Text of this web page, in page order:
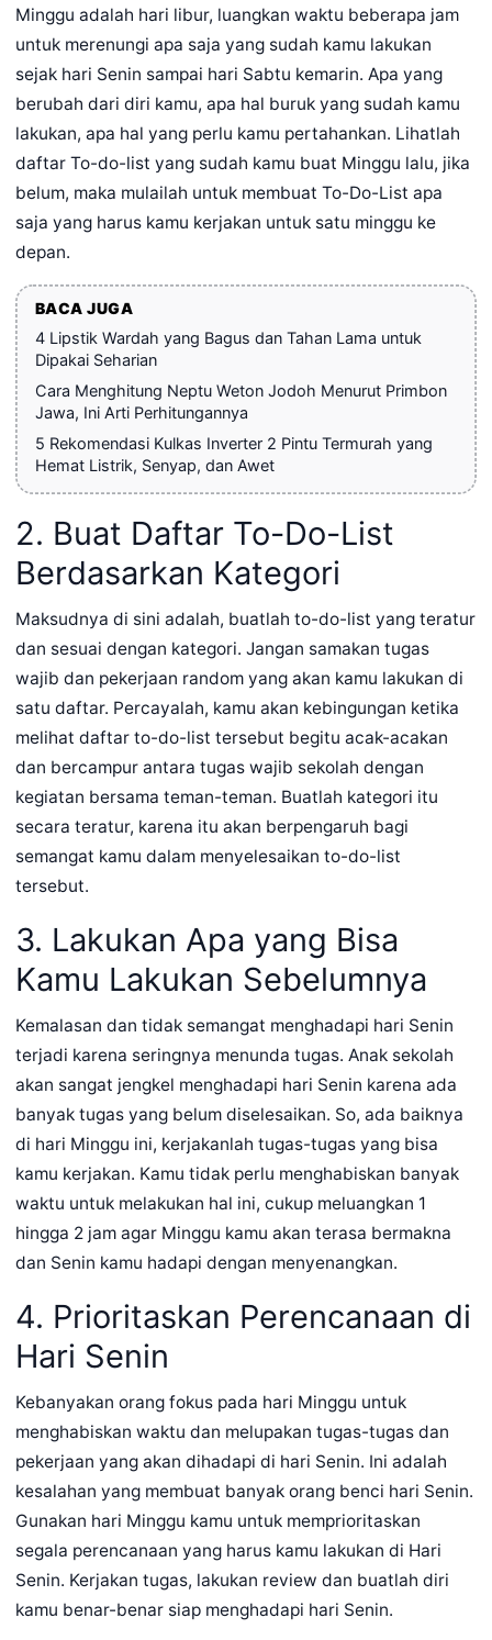
Minggu adalah hari libur, luangkan waktu beberapa jam
untuk merenungi apa saja yang sudah kamu lakukan
sejak hari Senin sampai hari Sabtu kemarin. Apa yang
berubah dari diri kamu, apa hal buruk yang sudah kamu
lakukan, apa hal yang perlu kamu pertahankan. Lihatlah
daftar To-do-list yang sudah kamu buat Minggu lalu, jika
belum, maka mulailah untuk membuat To-Do-List apa
saja yang harus kamu kerjakan untuk satu minggu ke
depan.
BACA JUGA
4 Lipstik Wardah yang Bagus dan Tahan Lama untuk
Dipakai Seharian
Cara Menghitung Neptu Weton Jodoh Menurut Primbon
Jawa, Ini Arti Perhitungannya
5 Rekomendasi Kulkas Inverter 2 Pintu Termurah yang
Hemat Listrik, Senyap, dan Awet
2. Buat Daftar To-Do-List
Berdasarkan Kategori
Maksudnya di sini adalah, buatlah to-do-list yang teratur
dan sesuai dengan kategori. Jangan samakan tugas
wajib dan pekerjaan random yang akan kamu lakukan di
satu daftar. Percayalah, kamu akan kebingungan ketika
melihat daftar to-do-list tersebut begitu acak-acakan
dan bercampur antara tugas wajib sekolah dengan
kegiatan bersama teman-teman. Buatlah kategori itu
secara teratur, karena itu akan berpengaruh bagi
semangat kamu dalam menyelesaikan to-do-list
tersebut.
3. Lakukan Apa yang Bisa
Kamu Lakukan Sebelumnya
Kemalasan dan tidak semangat menghadapi hari Senin
terjadi karena seringnya menunda tugas. Anak sekolah
akan sangat jengkel menghadapi hari Senin karena ada
banyak tugas yang belum diselesaikan. So, ada baiknya
di hari Minggu ini, kerjakanlah tugas-tugas yang bisa
kamu kerjakan. Kamu tidak perlu menghabiskan banyak
waktu untuk melakukan hal ini, cukup meluangkan 1
hingga 2 jam agar Minggu kamu akan terasa bermakna
dan Senin kamu hadapi dengan menyenangkan.
4. Prioritaskan Perencanaan di
Hari Senin
Kebanyakan orang fokus pada hari Minggu untuk
menghabiskan waktu dan melupakan tugas-tugas dan
pekerjaan yang akan dihadapi di hari Senin. Ini adalah
kesalahan yang membuat banyak orang benci hari Senin.
Gunakan hari Minggu kamu untuk memprioritaskan
segala perencanaan yang harus kamu lakukan di Hari
Senin. Kerjakan tugas, lakukan review dan buatlah diri
kamu benar-benar siap menghadapi hari Senin.